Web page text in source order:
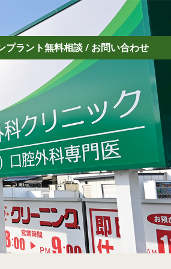
プラント無料相談 / お問い合わせ